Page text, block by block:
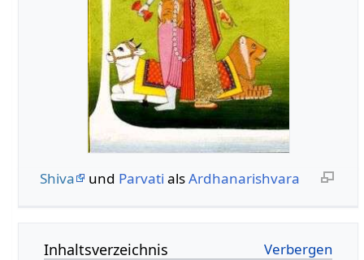
Shiva und Parvati alsArdhanarishvara
Inhaltsverzeichnis